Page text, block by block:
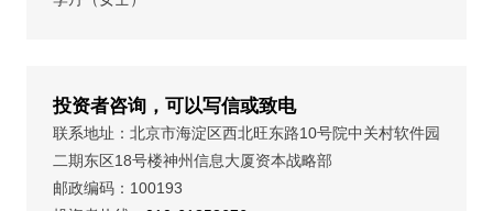
投资者咨询，可以写信或致电
联系地址：北京市海淀区西北旺东路10号院中关村软件园
二期东区18号楼神州信息大厦资本战略部
邮政编码：100193